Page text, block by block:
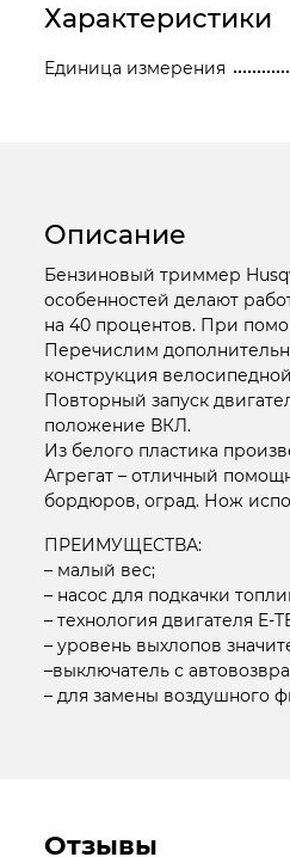
Характеристики
Единица измерения
Описание
Бензиновый триммер
особенностей делают
на 40 процентов. При
Перечислим
конструкция
Повторный запуск
положение ВКЛ.
Из белого пластика
Агрегат – отличный
бордюров, оград. Нож
ПРЕИМУЩЕСТВА:
– малый вес;
– насос для подкачки
– технология двигателя E-
– уровень выхлопов
–выключатель с
– для замены воздушного
Отзывы